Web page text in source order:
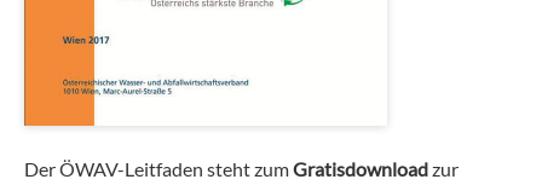
Der ÖWAV-Leitfaden steht zumGratisdownloadzur